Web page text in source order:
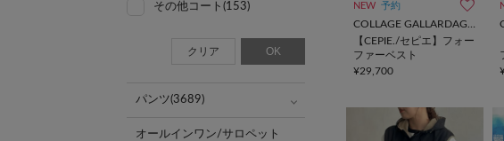
NEW 予約
【CEPIE./セピエ】フォー
ファーベスト
¥29,700
その他コート(153)
クリア OK
パンツ(3689)
オールインワン/サロペット